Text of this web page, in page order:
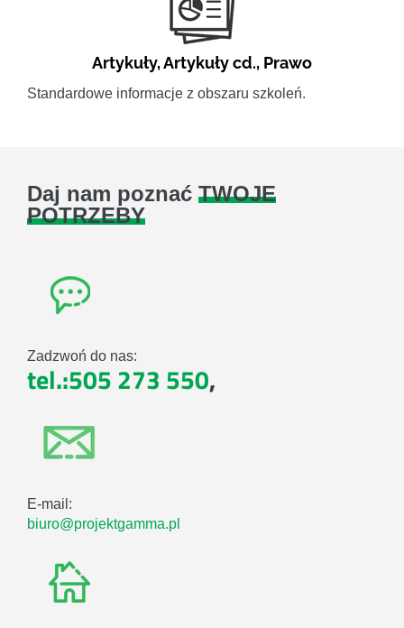
Artykuły,Artykuły cd., Prawo
Standardowe informacje z obszaru szkoleń.
Daj nam poznać TWOJE
POTRZEBY
Zadzwoń do nas:
tel.:505 273 550,
E-mail:
biuro@projektgamma.pl